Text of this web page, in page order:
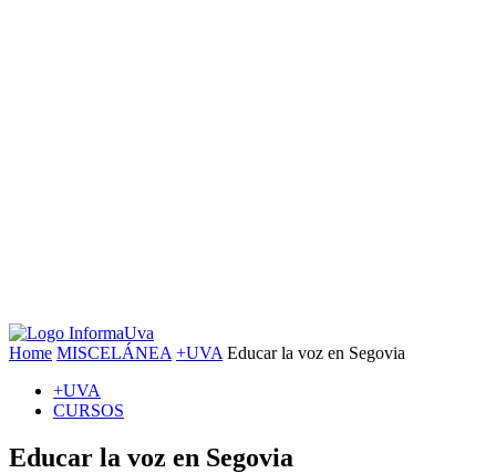
Home MISCELÁNEA +UVA Educar la voz en Segovia
+UVA
CURSOS
Educar la voz en Segovia